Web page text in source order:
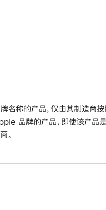
名称的产品，仅由其制造商
品牌的产品，即使该产品
。